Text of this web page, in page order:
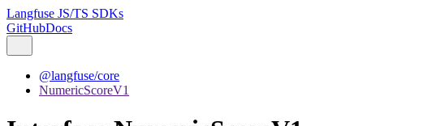
Langfuse JS/TS SDKs
GitHubDocs
@langfuse/core
NumericScoreV1